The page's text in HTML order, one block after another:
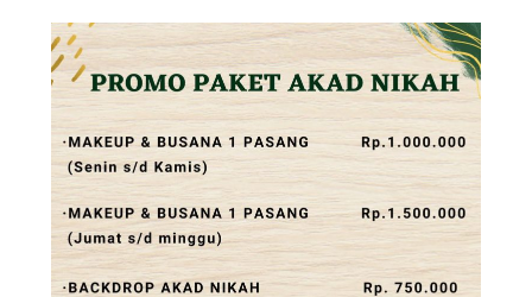
click
fake
watches.
the
facts